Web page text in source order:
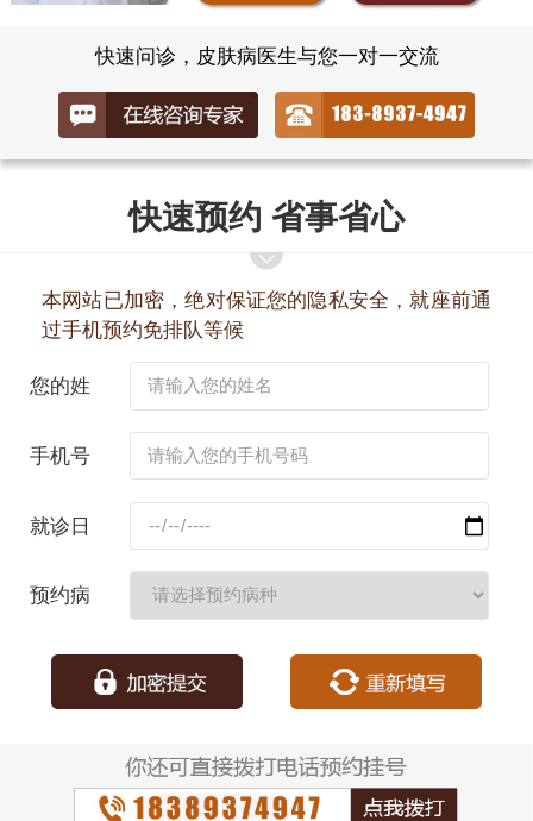
快速问诊，皮肤病医生与您一对一交流
快速预约 省事省心
本网站已加密，绝对保证您的隐私安全，就座前通
过手机预约免排队等候
您的姓
手机号
就诊日
预约病